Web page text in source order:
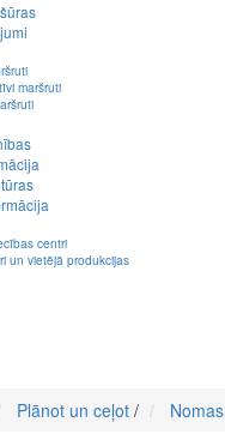
maršruti
centri
un vietējā produkcijas
Plānot un ceļot / Nomas